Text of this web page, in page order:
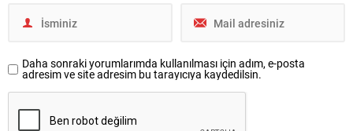
Daha sonraki yorumlarımda kullanılması için adım, e-posta
adresim ve site adresim bu tarayıcıya kaydedilsin.